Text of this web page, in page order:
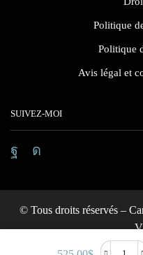
Politique
Politique
Avis légal et
SUIVEZ-MOI
Facebook
© Tous droits réservés –